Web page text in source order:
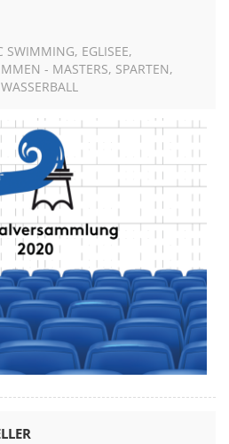
SWIMMING EGLISEE
- MASTERS SPARTEN
WASSERBALL